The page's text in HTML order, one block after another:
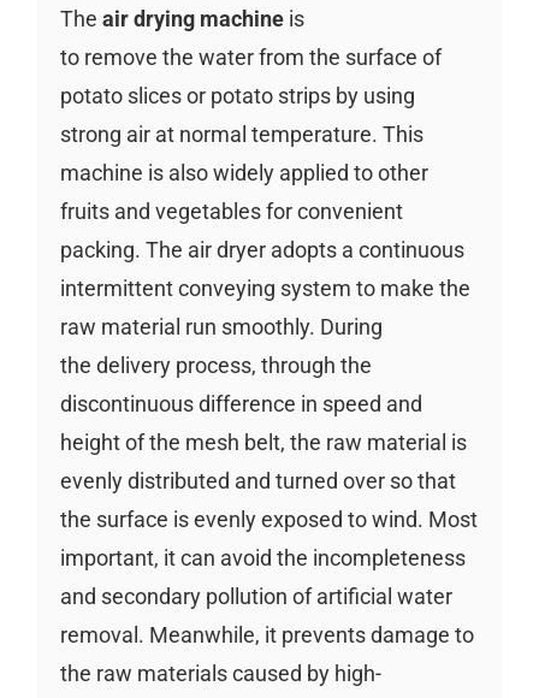
The air drying machineis
to remove the water from the surface of
potato slices or potato strips by using
strong air at normal temperature. This
machine is also widely applied to other
fruits and vegetables for convenient
packing. The air dryer adopts a continuous
intermittent conveying system to make the
raw material run smoothly. During
the delivery process, through the
discontinuous difference in speed and
height of the mesh belt, the raw material is
evenly distributed and turned over so that
the surface is evenly exposed to wind. Most
important, it can avoid the incompleteness
and secondary pollution of artificial water
removal. Meanwhile, it prevents damage to
the raw materials caused by high-